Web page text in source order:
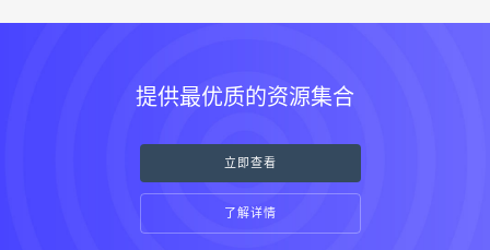
提供最优质的资源集合
立即查看
了解详情